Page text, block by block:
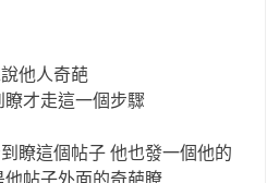
他人奇葩
瞭才走這一個步驟
瞭這個帖子 他也發一個他的
帖子外面的奇葩瞭